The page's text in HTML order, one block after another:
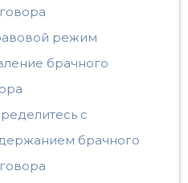
режим
брачного
с
брачного